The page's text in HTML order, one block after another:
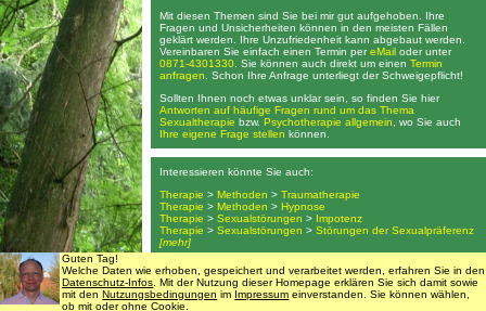
Mit diesen Themen sind Sie bei mir gut aufgehoben. Ihre
Fragen und Unsicherheiten können in den meisten Fällen
geklärt werden. Ihre Unzufriedenheit kann abgebaut werden.
Vereinbaren Sie einfach einen Termin pereMail oder unter
0871-4301330 . Sie können auch direkt um einen Termin
anfragen . Schon Ihre Anfrage unterliegt der Schweigepflicht!
Sollten Ihnen noch etwas unklar sein, so finden Sie hier
Antworten auf häufige Fragen rund um das Thema
Sexualtherapie bzw. Psychotherapie allgemein , wo Sie auch
Ihre eigene Frage stellen können.
Interessieren könnte Sie auch:
Therapie > Methoden > Traumatherapie
Therapie > Methoden > Hypnose
Therapie > Sexualstörungen > Impotenz
Therapie > Sexualstörungen > Störungen der Sexualpräferenz
[mehr]
Suche•Kontaktdaten
Guten Tag!
Welche Daten wie erhoben, gespeichert und verarbeitet werden, erfahren Sie in den
Datenschutz-Infos . Mit der Nutzung dieser Homepage erklären Sie sich damit sowie
mit denNutzungsbedingungen im Impressum einverstanden. Sie können wählen,
ob mit oder ohne Cookie.